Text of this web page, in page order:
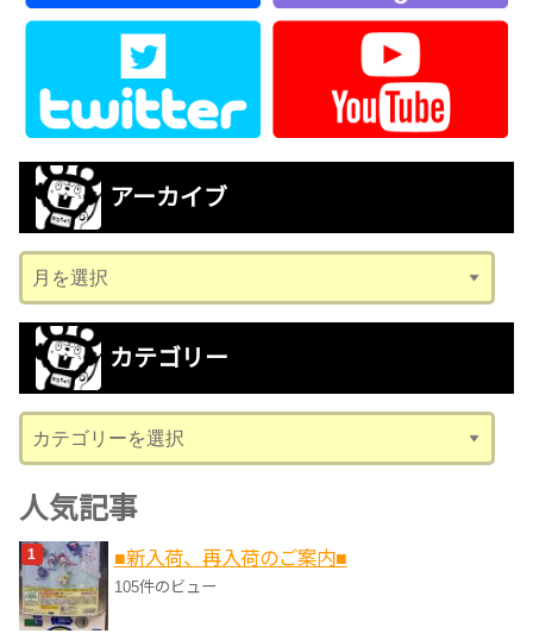
アーカイブ
ー
カ
ブ
カテゴリー
テ
ゴ
リ
ー
人気記事
■新入荷、再入荷のご案内■
105件のビュー